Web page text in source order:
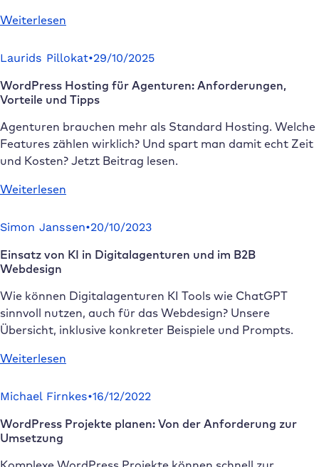
Weiterlesen
WordPress
verwalten:
Effizientes
Management
im
Agenturalltag
Laurids Pillokat•29/10/2025
WordPress Hosting für Agenturen: Anforderungen,
Vorteile und Tipps
Agenturen brauchen mehr als Standard Hosting. Welche
Features zählen wirklich? Und spart man damit echt Zeit
und Kosten? Jetzt Beitrag lesen.
Weiterlesen
Hosting
Agenturen:
Vorteile
und
Tipps
Simon Janssen•20/10/2023
Einsatz von KI in Digitalagenturen und im B2B
Webdesign
Wie können Digitalagenturen KI Tools wie ChatGPT
sinnvoll nutzen, auch für das Webdesign? Unsere
Übersicht, inklusive konkreter Beispiele und Prompts.
Weiterlesen
von
in
und
Michael Firnkes•16/12/2022
WordPress Projekte planen: Von der Anforderung zur
Umsetzung